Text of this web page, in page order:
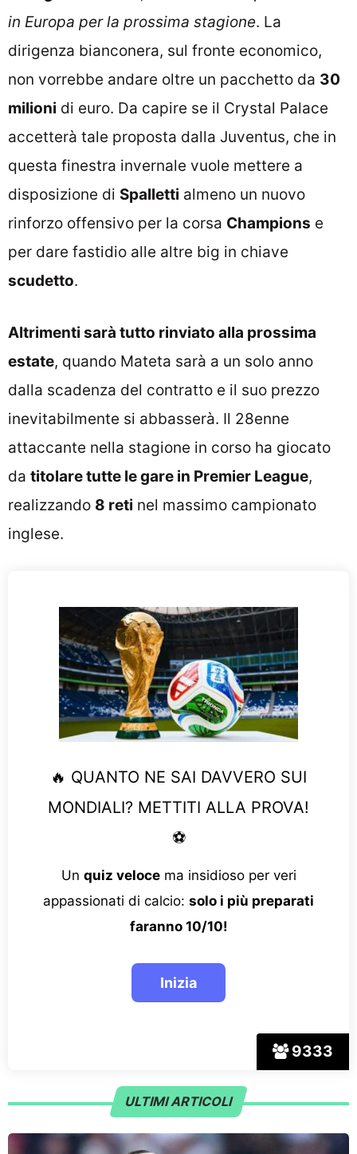
in Europa per la prossima stagione. La
dirigenza bianconera, sul fronte economico,
non vorrebbe andare oltre un pacchetto da 30
milioni di euro. Da capire se il Crystal Palace
accetterà tale proposta dalla Juventus, che in
questa finestra invernale vuole mettere a
disposizione di Spalletti almeno un nuovo
rinforzo offensivo per la corsa Champions e
per dare fastidio alle altre big in chiave
scudetto.
Altrimenti sarà tutto rinviato alla prossima
estate, quando Mateta sarà a un solo anno
dalla scadenza del contratto e il suo prezzo
inevitabilmente si abbasserà. Il 28enne
attaccante nella stagione in corso ha giocato
da titolare tutte le gare in Premier League,
realizzando 8 reti nel massimo campionato
inglese.
9333
🔥 QUANTO NE SAI DAVVERO SUI
MONDIALI? METTITI ALLA PROVA!
⚽
Un quiz velocema insidioso per veri
appassionati di calcio: solo i più preparati
faranno 10/10!
ULTIMI ARTICOLI